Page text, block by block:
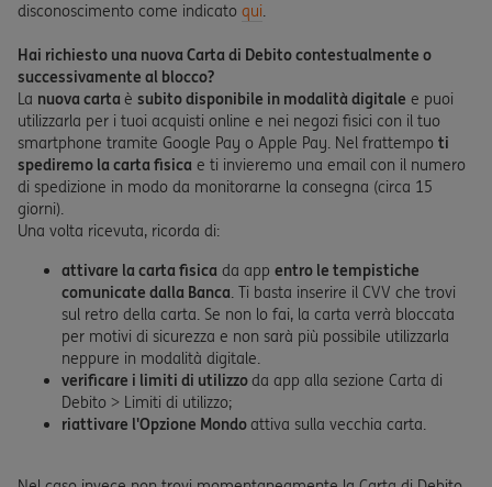
disconoscimento come indicato qui.
Hai richiesto una nuova Carta di Debito contestualmente o
successivamente al blocco?
La nuova cartaè subito disponibile in modalità digitale e puoi
utilizzarla per i tuoi acquisti online e nei negozi fisici con il tuo
smartphone tramite Google Pay o Apple Pay. Nel frattempo ti
spediremo la carta fisica e ti invieremo una email con il numero
di spedizione in modo da monitorarne la consegna (circa 15
giorni).
Una volta ricevuta, ricorda di:
attivare la carta fisica da app entro le tempistiche
comunicate dalla Banca. Ti basta inserire il CVV che trovi
sul retro della carta. Se non lo fai, la carta verrà bloccata
per motivi di sicurezza e non sarà più possibile utilizzarla
neppure in modalità digitale.
verificare i limiti di utilizzoda app alla sezione Carta di
Debito > Limiti di utilizzo;
riattivare l'Opzione Mondoattiva sulla vecchia carta.